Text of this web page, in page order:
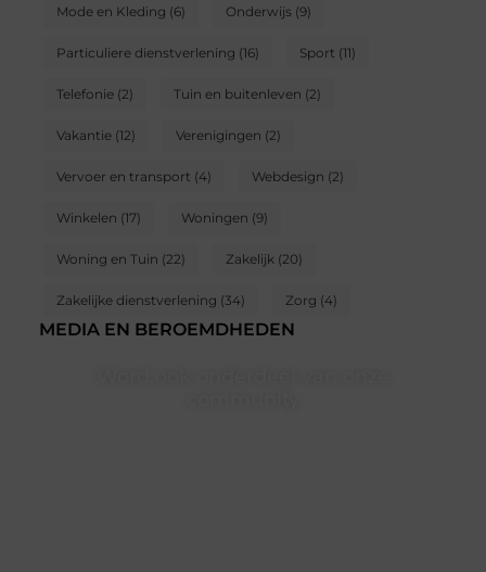
Mode en Kleding (6) Onderwijs(9)
Particuliere dienstverlening (16) Sport (11)
Telefonie(2) Tuin en buitenleven (2)
Vakantie(12) Verenigingen (2)
Vervoer en transport (4) Webdesign (2)
Winkelen (17) Woningen (9)
Woning en Tuin (22) Zakelijk (20)
Zakelijke dienstverlening (34) Zorg (4)
MEDIA EN BEROEMDHEDEN